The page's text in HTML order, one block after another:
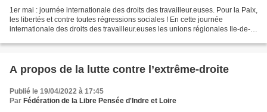
1er mai : journée internationale des droits des travailleur.euses. Pour la Paix,
les libertés et contre toutes régressions sociales ! En cette journée
internationale des droits des travailleur.euses les unions régionales Ile-de-
A propos de la lutte contre l’extrême-droite
Publié le 19/04/2022 à 17:45
Par Fédération de la Libre Pensée d'Indre et Loire